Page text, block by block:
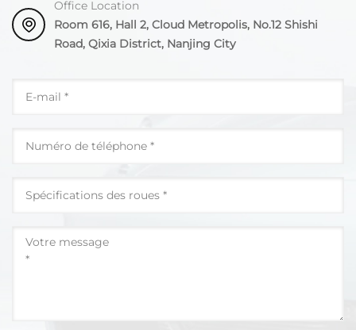
Office Location
Room 616, Hall 2, Cloud Metropolis, No.12 Shishi
Road, Qixia District, Nanjing City